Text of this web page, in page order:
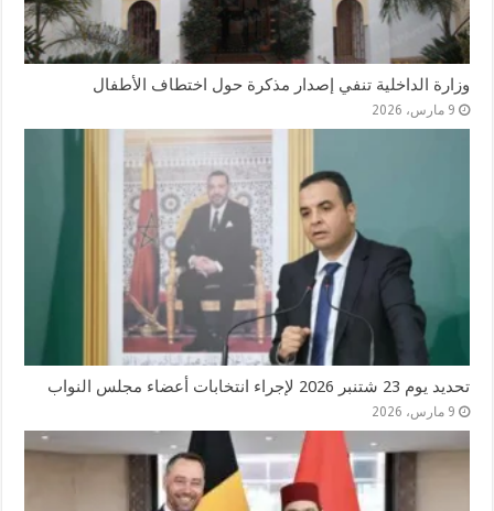
وزارة الداخلية تنفي إصدار مذكرة حول اختطاف الأطفال
9 مارس، 2026
تحديد يوم 23 شتنبر 2026 لإجراء انتخابات أعضاء مجلس النواب
9 مارس، 2026